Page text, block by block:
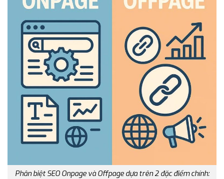
Phân biệt SEO Onpage và Offpage dựa trên 2 đặc điểm chính: